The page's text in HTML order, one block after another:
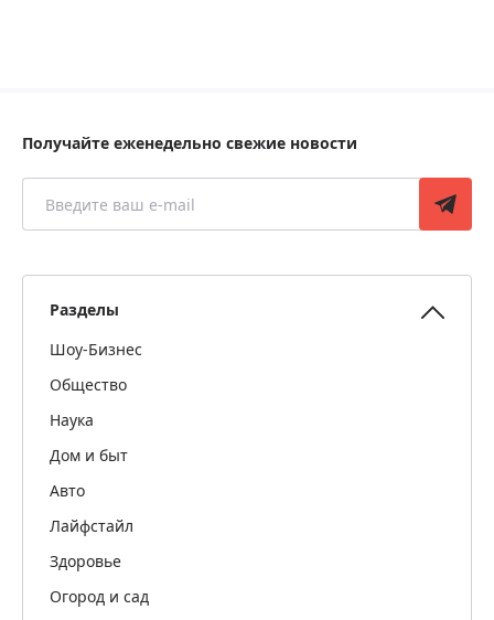
Получайте еженедельно свежие новости
Разделы
Шоу-Бизнес
Общество
Наука
Дом и быт
Авто
Лайфстайл
Здоровье
Огород и сад